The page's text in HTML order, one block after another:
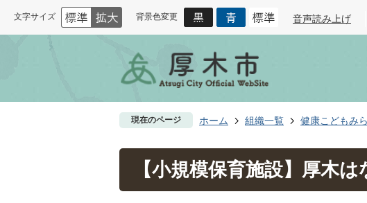
文字サイズ 背景色変更 音声読み上げ
現在のページ ホーム 組織一覧 健康こどもみ
【小規模保育施設】厚木